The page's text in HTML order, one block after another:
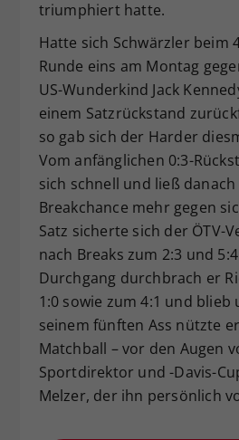
triumphiert hatte.
Hatte sich Schwärzler beim
Runde eins am Montag
US-Wunderkind Jack
einem Satzrückstand
so gab sich der Harder
Vom anfänglichen 0:3-
sich schnell und ließ
Breakchance mehr gegen
Satz sicherte sich der ÖTV-
nach Breaks zum 2:3 und
Durchgang durchbrach er
1:0 sowie zum 4:1 und
seinem fünften Ass nützte
Matchball – vor den Augen
Sportdirektor und -Davis-
Melzer, der ihn persönlich